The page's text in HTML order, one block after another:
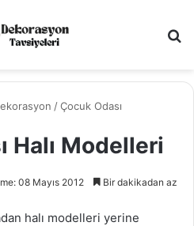
/Çocuk Odası
Halı Modelleri
08 Mayıs 2012 Bir dakikadan az
halı modelleri yerine